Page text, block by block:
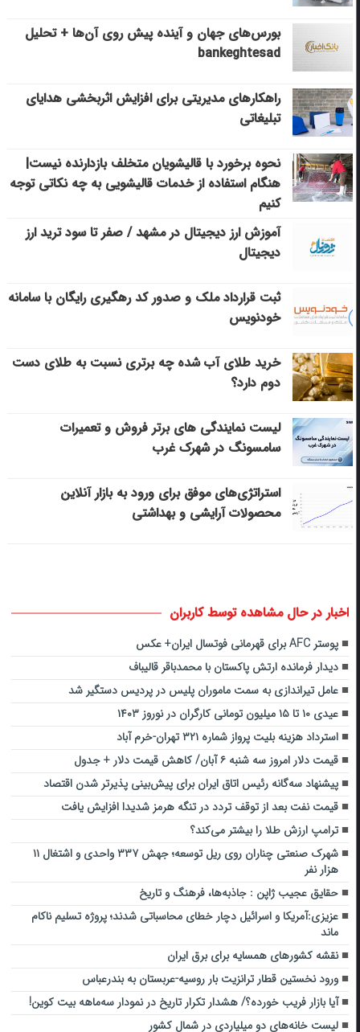
بورس‌های جهان و آینده پیش روی آن‌ها + تحلیل
bankeghtesad
راهکارهای مدیریتی برای افزایش اثربخشی هدایای
تبلیغاتی
نحوه برخورد با قالیشویان متخلف بازدارنده نیست|
هنگام استفاده از خدمات قالیشویی به چه نکاتی توجه
کنیم
آموزش ارز دیجیتال در مشهد / صفر تا سود ترید ارز
دیجیتال
ثبت قرارداد ملک و صدور کد رهگیری رایگان با سامانه
خودنویس
خرید طلای آب شده چه برتری نسبت به طلای دست
دوم دارد؟
لیست نمایندگی های برتر فروش و تعمیرات
سامسونگ در شهرک غرب
استراتژی‌های موفق برای ورود به بازار آنلاین
محصولات آرایشی و بهداشتی
اخبار در حال مشاهده توسط کاربران
پوستر AFC برای قهرمانی فوتسال ایران+ عکس
دیدار فرمانده ارتش پاکستان با محمدباقر قالیباف
عامل تیراندازی به سمت ماموران پلیس در پردیس دستگیر شد
عیدی ۱۰ تا ۱۵ میلیون تومانی کارگران در نوروز ۱۴۰۳
استرداد هزینه بلیت پرواز شماره ۳۲۱ تهران-خرم آباد
قیمت دلار امروز سه شنبه ۶ آبان/ کاهش قیمت دلار + جدول
پیشنهاد سه‌گانه رئیس اتاق ایران برای پیش‌بینی پذیرتر شدن اقتصاد
قیمت نفت بعد از توقف تردد در تنگۀ هرمز شدیدا افزایش یافت
ترامپ ارزش طلا را بیشتر می‌کند؟
شهرک صنعتی چناران روی ریل توسعه؛ جهش ۳۳۷ واحدی و اشتغال ۱۱
هزار نفر
حقایق عجیب ژاپن : جاذبه‌ها، فرهنگ و تاریخ
عزیزی:آمریکا و اسرائیل دچار خطای محاسباتی شدند؛ پروژه تسلیم ناکام
ماند
نقشه کشورهای همسایه برای برق ایران
ورود نخستین قطار ترانزیت بار روسیه-عربستان به بندرعباس
آیا بازار فریب خورده؟/ هشدار تکرار تاریخ در نمودار سه‌ماهه بیت‌ کوین!
لیست خانه‌های دو میلیاردی در شمال کشور